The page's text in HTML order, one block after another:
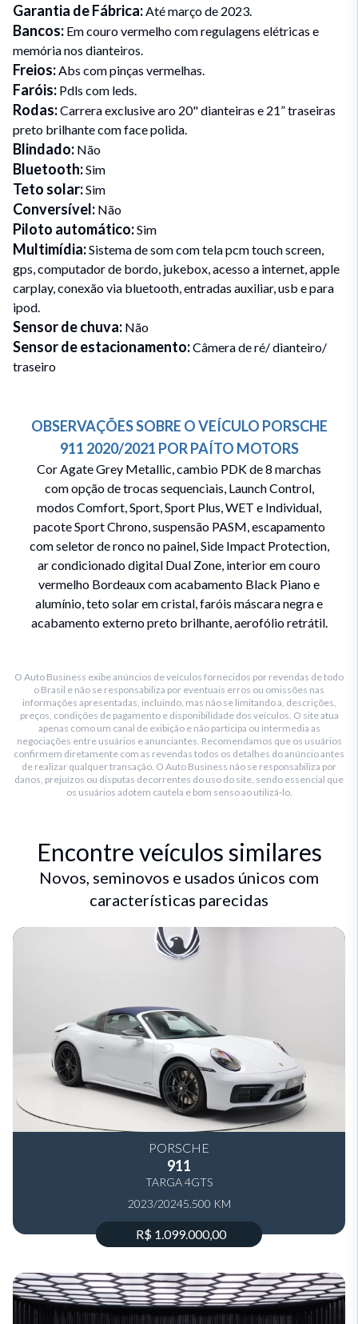
Garantia de Fábrica:Até março de 2023.
Bancos: Em couro vermelho com regulagens elétricas e
memória nos dianteiros.
Freios:Abs com pinças vermelhas.
Faróis: Pdls com leds.
Rodas:Carrera exclusive aro 20" dianteiras e 21” traseiras
preto brilhante com face polida.
Blindado: Não
Bluetooth:Sim
Teto solar:Sim
Conversível: Não
Piloto automático:Sim
Multimídia:Sistema de som com tela pcm touch screen,
gps, computador de bordo, jukebox, acesso a internet, apple
carplay, conexão via bluetooth, entradas auxiliar, usb e para
ipod.
Sensor de chuva: Não
Sensor de estacionamento:Câmera de ré/ dianteiro/
traseiro
OBSERVAÇÕES SOBRE O VEÍCULO PORSCHE
911 2020/2021 PORPAÍTO MOTORS
Cor Agate Grey Metallic, cambio PDK de 8 marchas
com opção de trocas sequenciais, Launch Control,
modos Comfort, Sport, Sport Plus, WET e Individual,
pacote Sport Chrono, suspensão PASM, escapamento
com seletor de ronco no painel, Side Impact Protection,
ar condicionado digital Dual Zone, interior em couro
vermelho Bordeaux com acabamento Black Piano e
alumínio, teto solar em cristal, faróis máscara negra e
acabamento externo preto brilhante, aerofólio retrátil.
O Auto Business exibe anúncios de veículos fornecidos por revendas de todo
o Brasil e não se responsabiliza por eventuais erros ou omissões nas
informações apresentadas, incluindo, mas não se limitando a, descrições,
preços, condições de pagamento e disponibilidade dos veículos. O site atua
apenas como um canal de exibição e não participa ou intermedia as
negociações entre usuários e anunciantes. Recomendamos que os usuários
confirmem diretamente com as revendas todos os detalhes do anúncio antes
de realizar qualquer transação. O Auto Business não se responsabiliza por
danos, prejuízos ou disputas decorrentes do uso do site, sendo essencial que
os usuários adotem cautela e bom senso ao utilizá-lo.
Encontre veículos similares
Novos, seminovos e usados únicos com
características parecidas
PORSCHE
911
TARGA 4GTS
2023/20245.500 KM
R$ 1.099.000,00